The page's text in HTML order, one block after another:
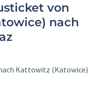
von
nach
Kattowitz (Katowice)